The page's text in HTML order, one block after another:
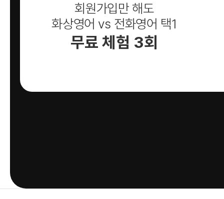
회원가입만 해도
화상영어 vs 전화영어 택1
무료 체험 3회